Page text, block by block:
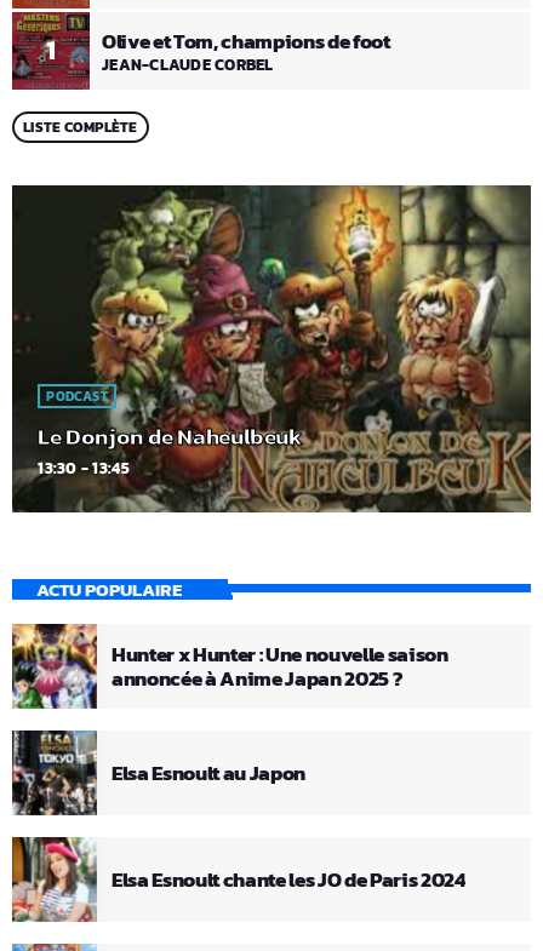
1 Olive et Tom, champions de foot
JEAN-CLAUDE CORBEL
LISTE COMPLÈTE
PODCAST
Le Donjon de Naheulbeuk
13:30 - 13:45
ACTU POPULAIRE
Hunter x Hunter : Une nouvelle saison
annoncée à Anime Japan 2025 ?
Elsa Esnoult au Japon
Elsa Esnoult chante les JO de Paris 2024